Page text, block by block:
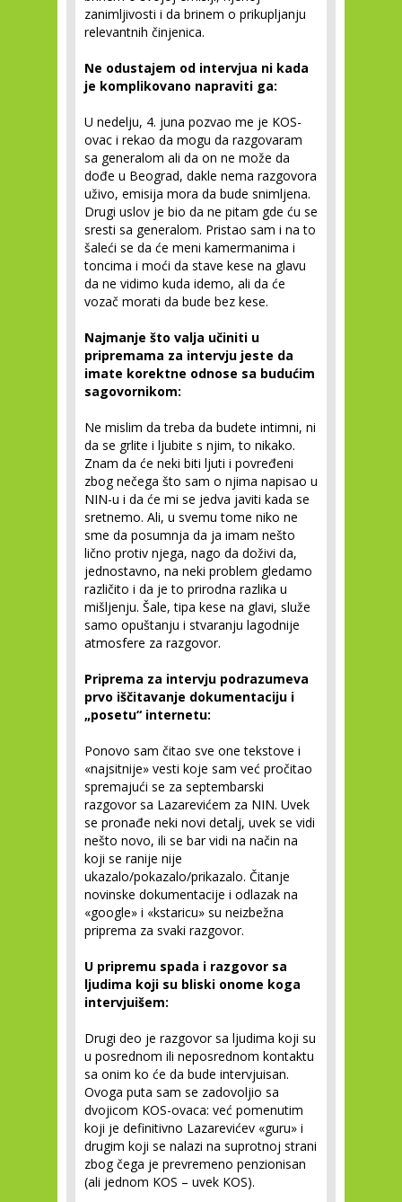
zanimljivosti i da brinem o prikupljanju
relevantnih činjenica.
Ne odustajem od intervjua ni kada
je komplikovano napraviti ga:
U nedelju, 4. juna pozvao me je KOS-
ovac i rekao da mogu da razgovaram
sa generalom ali da on ne može da
dođe u Beograd, dakle nema razgovora
uživo, emisija mora da bude snimljena.
Drugi uslov je bio da ne pitam gde ću se
sresti sa generalom. Pristao sam i na to
šaleći se da će meni kamermanima i
toncima i moći da stave kese na glavu
da ne vidimo kuda idemo, ali da će
vozač morati da bude bez kese.
Najmanje što valja učiniti u
pripremama za intervju jeste da
imate korektne odnose sa budućim
sagovornikom:
Ne mislim da treba da budete intimni, ni
da se grlite i ljubite s njim, to nikako.
Znam da će neki biti ljuti i povređeni
zbog nečega što sam o njima napisao u
NIN-u i da će mi se jedva javiti kada se
sretnemo. Ali, u svemu tome niko ne
sme da posumnja da ja imam nešto
lično protiv njega, nago da doživi da,
jednostavno, na neki problem gledamo
različito i da je to prirodna razlika u
mišljenju. Šale, tipa kese na glavi, služe
samo opuštanju i stvaranju lagodnije
atmosfere za razgovor.
Priprema za intervju podrazumeva
prvo iščitavanje dokumentaciju i
„posetu“ internetu:
Ponovo sam čitao sve one tekstove i
«najsitnije» vesti koje sam već pročitao
spremajući se za septembarski
razgovor sa Lazarevićem za NIN. Uvek
se pronađe neki novi detalj, uvek se vidi
nešto novo, ili se bar vidi na način na
koji se ranije nije
ukazalo/pokazalo/prikazalo. Čitanje
novinske dokumentacije i odlazak na
«google» i «kstaricu» su neizbežna
priprema za svaki razgovor.
U pripremu spada i razgovor sa
ljudima koji su bliski onome koga
intervjuišem:
Drugi deo je razgovor sa ljudima koji su
u posrednom ili neposrednom kontaktu
sa onim ko će da bude intervjuisan.
Ovoga puta sam se zadovoljio sa
dvojicom KOS-ovaca: već pomenutim
koji je definitivno Lazarevićev «guru» i
drugim koji se nalazi na suprotnoj strani
zbog čega je prevremeno penzionisan
(ali jednom KOS – uvek KOS).